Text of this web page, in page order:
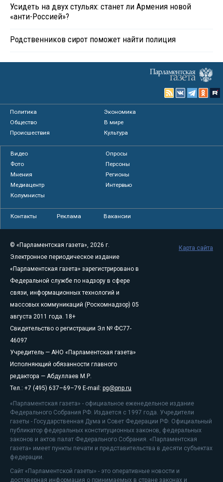
Усидеть на двух стульях: станет ли Армения новой
«анти-Россией»?
Родственников сирот поможет найти полиция
Политика
Экономика
Общество
В мире
Происшествия
Культура
Видео
Опросы
Фото
Персоны
Мнения
Регионы
Медиацентр
Интервью
Колумнисты
Контакты Реклама Вакансии
© «Парламентская газета», 2026 г.
Электронное периодическое издание
«Парламентская газета» зарегистрировано в
Федеральной службе по надзору в сфере
связи, информационных технологий и
массовых коммуникаций (Роскомнадзор) 05
августа 2011 года. 18+
Свидетельство о регистрации Эл № ФС77-
46097
Учредитель — АНО «Парламентская газета»
Исполняющий обязанности главного
редактора — Абдуллаев М.Р.
Тел.: +7 (495) 637–69–79 E-mail: pg@pnp.ru
«Парламентская газета» - официальное еженедельное издание
Федерального Собрания РФ. Издается с 1997 года. Учредители
газеты - Государственная Дума и Совет Федерации РФ. Официальный
публикатор федеральных конституционных законов, федеральных
законов и актов палат Федерального Собрания. «Парламентская
газета» имеет пункты печати и представительства в десяти субъектах
федерации.
Сайт «Парламентской газеты» - это оперативные новости и
достоверная информация о принимаемых в стране законах и
Карта сайта